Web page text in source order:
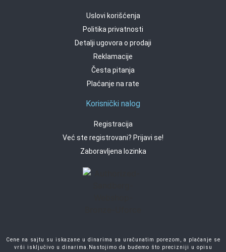
Uslovi korišćenja
Politika privatnosti
Detalji ugovora o prodaji
Reklamacije
Česta pitanja
Plaćanje na rate
Korisnički nalog
Registracija
Već ste registrovani? Prijavi se!
Zaboravljena lozinka
Cene na sajtu su iskazane u dinarima sa uračunatim porezom, a plaćanje se
vrši isključivo u dinarima.Nastojimo da budemo što precizniji u opisu